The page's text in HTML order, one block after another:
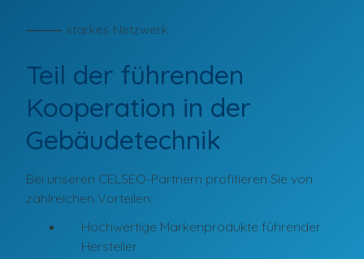
⸻ starkes Netzwerk
Teil der führenden
Kooperation in der
Gebäudetechnik
Bei unseren CELSEO-Partnern profitieren Sie von
zahlreichen Vorteilen:
Hochwertige Markenprodukte führender
Hersteller